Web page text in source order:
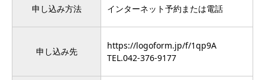
申し込み方法 インターネット予約または電話
申し込み先
https://logoform.jp/f/1qp9A
TEL.042-376-9177